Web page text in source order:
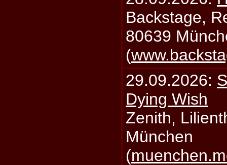
Backstage,
80639
(
29.09.2026:
Dying Wish
Zenith,
München
(